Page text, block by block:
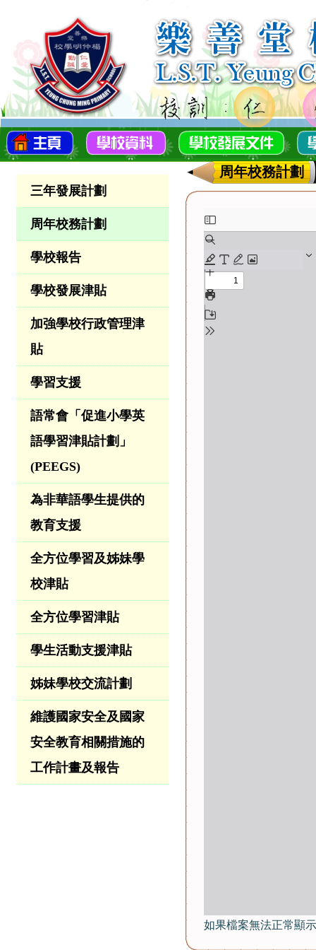
三年發展計劃
周年校務計劃
學校報告
學校發展津貼
加強學校行政管理津
貼
學習支援
語常會「促進小學英
語學習津貼計劃」
(PEEGS)
為非華語學生提供的
教育支援
全方位學習及姊妹學
校津貼
全方位學習津貼
學生活動支援津貼
姊妹學校交流計劃
維護國家安全及國家
安全教育相關措施的
工作計畫及報告
周年校務計劃
如果檔案無法正常顯